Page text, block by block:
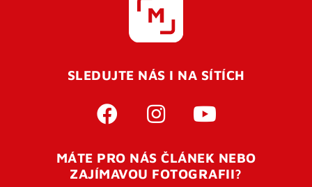
SLEDUJTE NÁS I NA SÍTÍCH
MÁTE PRO NÁS ČLÁNEK NEBO
ZAJÍMAVOU FOTOGRAFII?